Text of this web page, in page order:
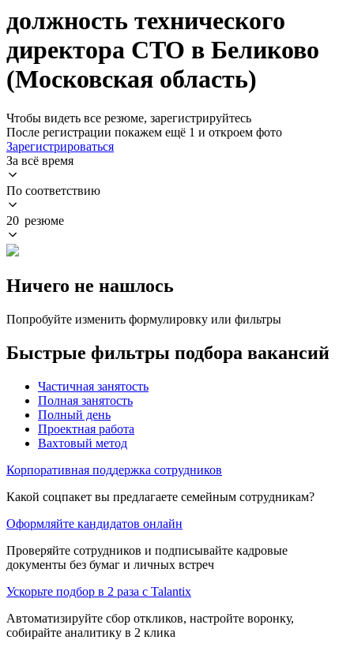
должность технического
директора CTO в Беликово
(Московская область)
Чтобы видеть все резюме, зарегистрируйтесь
После регистрации покажем ещё 1 и откроем фото
Зарегистрироваться
За всё время
По соответствию
20 резюме
Ничего не нашлось
Попробуйте изменить формулировку или фильтры
Быстрые фильтры подбора вакансий
Частичная занятость
Полная занятость
Полный день
Проектная работа
Вахтовый метод
Корпоративная поддержка сотрудников
Какой соцпакет вы предлагаете семейным сотрудникам?
Оформляйте кандидатов онлайн
Проверяйте сотрудников и подписывайте кадровые
документы без бумаг и личных встреч
Ускорьте подбор в 2 раза с Talantix
Автоматизируйте сбор откликов, настройте воронку,
собирайте аналитику в 2 клика